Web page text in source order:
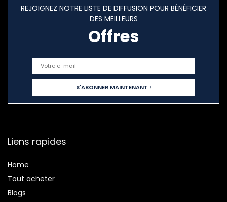
REJOIGNEZ NOTRE LISTE DE DIFFUSION POUR BÉNÉFICIER
DES MEILLEURS
Offres
Liens rapides
Home
Tout acheter
Blogs